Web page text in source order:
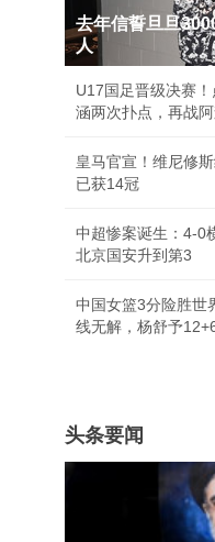
去年信誓旦旦
人
U17国足晋级决赛
涵两次扑点，再战
皇马官宣！维尼修
已获14冠
中超惨案诞生：4-0
北京国安升到第3
中国女篮3分险胜世
线无解，杨舒予
头条要闻